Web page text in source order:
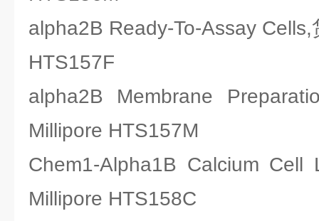
alpha2B Ready-To-Assay
HTS157F
alpha2B Membrane
Millipore HTS157M
Chem1-Alpha1B Calcium
Millipore HTS158C